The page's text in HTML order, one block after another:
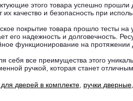
этого товара успешно
их качество и безопасность при
покрытие товара прошло тесты на
его надежность и долговечность.
функционирование на протяжении
себя все преимущества этого
ручкой, которая станет
для дверей в комплекте ручки дверные